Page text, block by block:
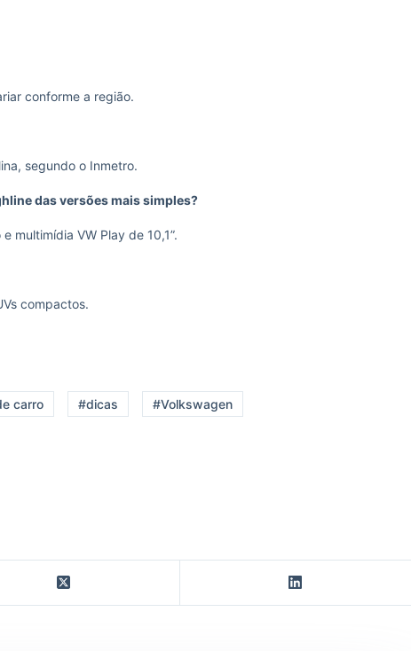
conforme a região.
segundo o Inmetro.
das versões mais simples?
multimídia VW Play de 10,1”.
compactos.
carro #dicas #Volkswagen